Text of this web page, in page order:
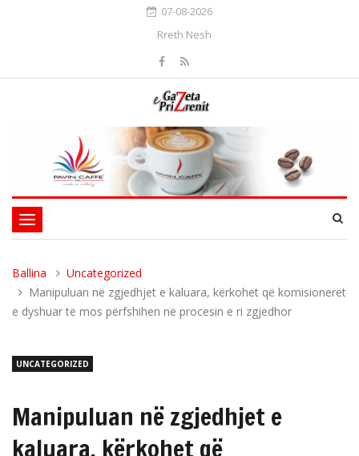
07-08-2026
Rreth Nesh
Toggle
navigation
Ballina
Uncategorized
Manipuluan në zgjedhjet e kaluara, kërkohet që komisionerët
e dyshuar të mos përfshihen në procesin e ri zgjedhor
UNCATEGORIZED
Manipuluan në zgjedhjet e
kaluara, kërkohet që